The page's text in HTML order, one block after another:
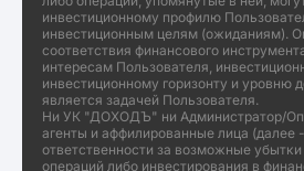
инвестиционному профилю
инвестиционным целям (ожиданиям).
соответствия финансового
интересам Пользователя,
инвестиционному горизонту и уровню
является задачей Пользователя.
Ни УК "ДОХОДЪ" ни Администратор/
агенты и аффилированные лица (далее
ответственности за возможные
операций либо инвестирования в